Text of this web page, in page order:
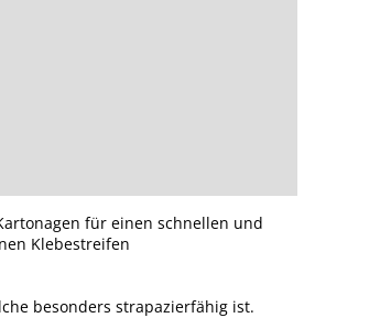
für einen schnellen und
Klebestreifen
besonders strapazierfähig ist.